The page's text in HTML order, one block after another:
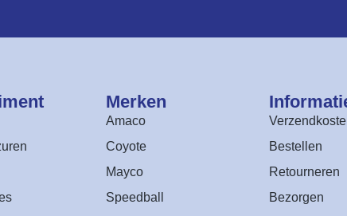
Merken
Amaco
Coyote
Mayco
Speedball
Bestellen
Retourneren
Bezorgen